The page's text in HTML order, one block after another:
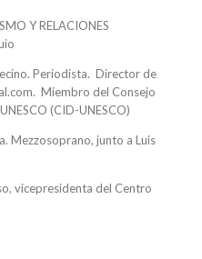
Y RELACIONES
Periodista. Director de
Miembro del Consejo
(CID-UNESCO)
Mezzosoprano, junto a Luis
vicepresidenta del Centro